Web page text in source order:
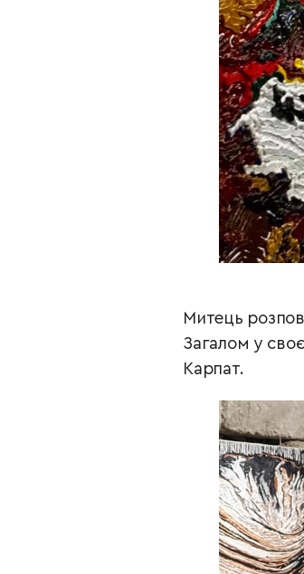
Митець
Загалом у
Карпат.